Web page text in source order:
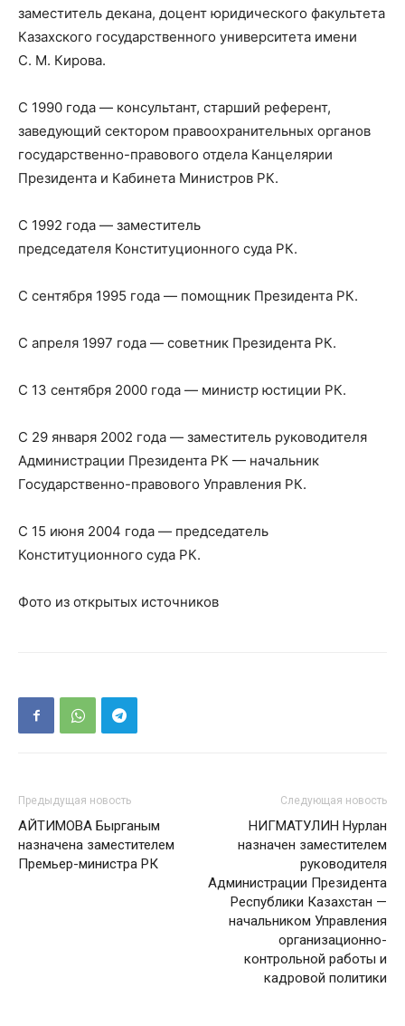
заместитель декана, доцент юридического факультета
Казахского государственного университета имени
С. М. Кирова.
С 1990 года — консультант, старший референт,
заведующий сектором правоохранительных органов
государственно-правового отдела Канцелярии
Президента и Кабинета Министров РК.
С 1992 года — заместитель
председателя Конституционного суда РК.
С сентября 1995 года — помощник Президента РК.
С апреля 1997 года — советник Президента РК.
С 13 сентября 2000 года — министр юстиции РК.
С 29 января 2002 года — заместитель руководителя
Администрации Президента РК — начальник
Государственно-правового Управления РК.
С 15 июня 2004 года — председатель
Конституционного суда РК.
Фото из открытых источников
Предыдущая новость
АЙТИМОВА Бырганым
назначена заместителем
Премьер-министра РК
Следующая новость
НИГМАТУЛИН Нурлан
назначен заместителем
руководителя
Администрации Президента
Республики Казахстан —
начальником Управления
организационно-
контрольной работы и
кадровой политики